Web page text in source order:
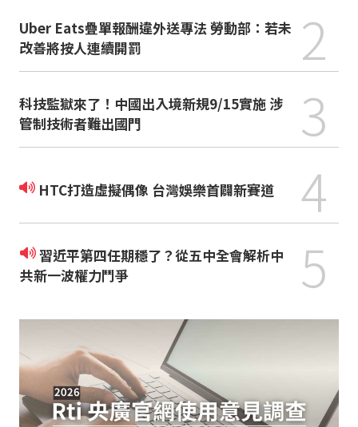
Uber Eats疊單報酬違外送專法 勞動部：若未
改善將按人連續開罰
2
科技監獄來了！中國出入境新規9/15實施 涉
管制技術者難出國門
3
HTC打造虛擬偶像 台灣娛樂首闢新賽道 4
習近平第四任期穩了？從五中全會解析中
共新一波權力鬥爭
5